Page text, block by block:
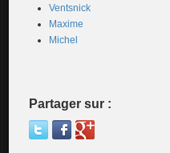
Ventsnick
Maxime
Michel
Partager sur :